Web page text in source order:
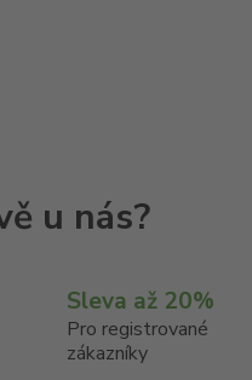
Sleva až 20%
Pro registrované
zákazníky